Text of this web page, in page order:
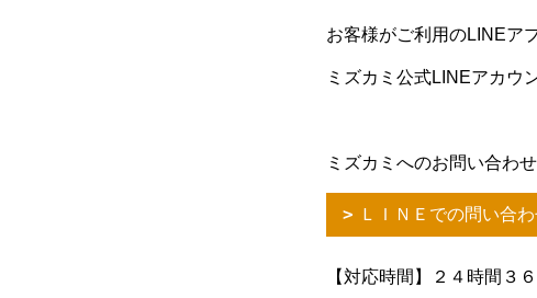
お客様がご利用のLINEア
ミズカミ公式LINEアカウ
ミズカミへのお問い合わ
ＬＩＮＥでの問い合
【対応時間】２４時間３